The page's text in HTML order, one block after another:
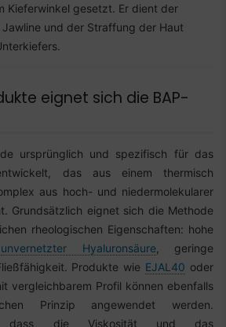
Kieferwinkel gesetzt. Er dient der
und der Straffung der Haut
eignet sich die BAP-
ursprünglich und spezifisch für das
das aus einem thermisch
aus hoch- und niedermolekularer
Grundsätzlich eignet sich die Methode
rheologischen Eigenschaften: hohe
unvernetzter Hyaluronsäure, geringe
Produkte wie EJAL40 oder
vergleichbarem Profil können ebenfalls
Prinzip angewendet werden.
dass die Viskosität und das